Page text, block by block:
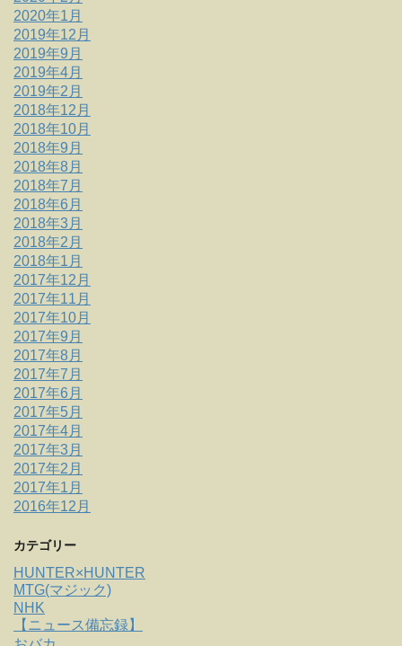
2020年1月
2019年12月
2019年9月
2019年4月
2019年2月
2018年12月
2018年10月
2018年9月
2018年8月
2018年7月
2018年6月
2018年3月
2018年2月
2018年1月
2017年12月
2017年11月
2017年10月
2017年9月
2017年8月
2017年7月
2017年6月
2017年5月
2017年4月
2017年3月
2017年2月
2017年1月
2016年12月
カテゴリー
HUNTER×HUNTER
MTG(マジック)
NHK
【ニュース備忘録】